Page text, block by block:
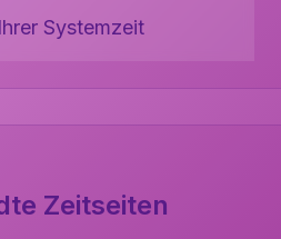
Systemzeit
Zeitseiten